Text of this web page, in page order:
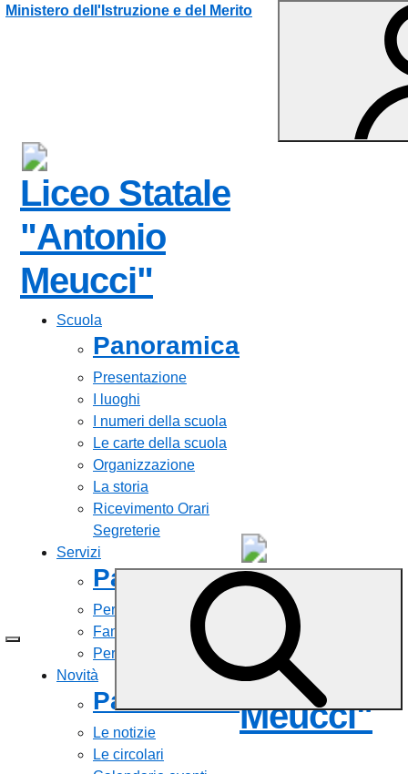
Vai ai contenuti
Vai al menu di navigazione
Vai al footer
Ministero dell'Istruzione e del Merito
Liceo Statale
"Antonio
Meucci"
Scuola
Panoramica
Presentazione
I luoghi
I numeri della scuola
Le carte della scuola
Organizzazione
La storia
Ricevimento Orari
Segreterie
Servizi
Panoramica
Personale scolastico
Famiglie e studenti
Percorsi di studio
Novità
Panoramica
Le notizie
Le circolari
Liceo
Statale
"Antonio
Meucci"